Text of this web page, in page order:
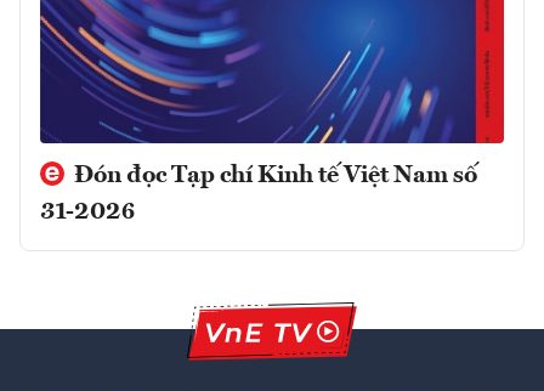
Đón đọc Tạp chí Kinh tế Việt Nam số
31-2026